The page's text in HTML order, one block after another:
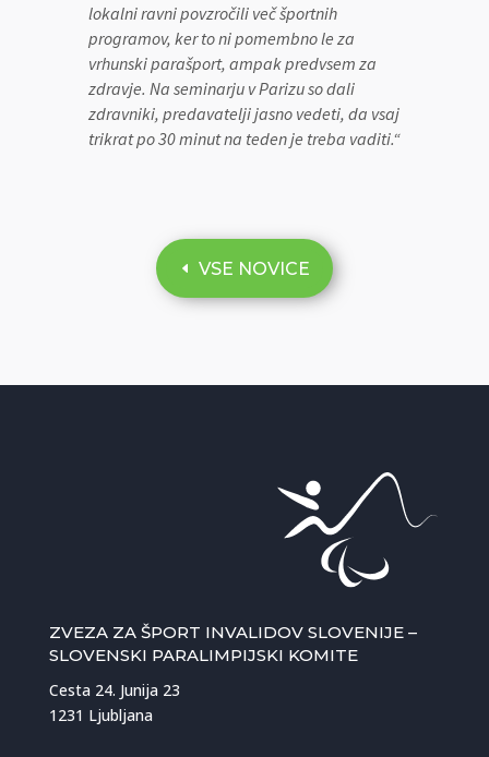
lokalni ravni povzročili več športnih
programov, ker to ni pomembno le za
vrhunski parašport, ampak predvsem za
zdravje. Na seminarju v Parizu so dali
zdravniki, predavatelji jasno vedeti, da vsaj
trikrat po 30 minut na teden je treba vaditi.“
VSE NOVICE
ZVEZA ZA ŠPORT INVALIDOV SLOVENIJE –
SLOVENSKI PARALIMPIJSKI KOMITE
Cesta 24. Junija 23
1231 Ljubljana